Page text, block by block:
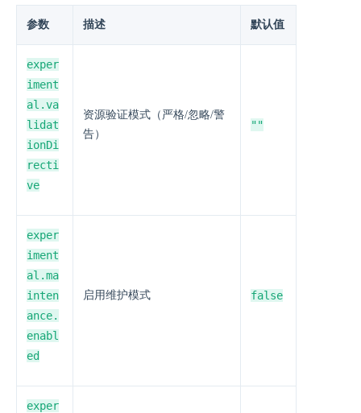
参数 描述 默认值
exper
iment
al.va
lidat
ionDi
recti
ve
资源验证模式（严格/忽略/警
告）
""
exper
iment
al.ma
inten
ance.
enabl
ed
启用维护模式 false
exper